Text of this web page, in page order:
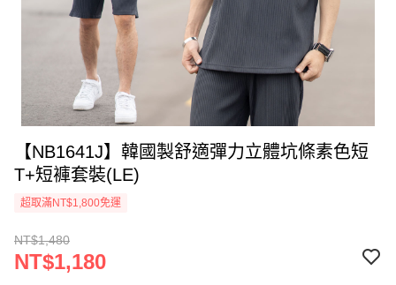
【NB1641J】韓國製舒適彈力立體坑條素色短
T+短褲套裝(LE)
超取滿NT$1,800免運
NT$1,480
NT$1,180